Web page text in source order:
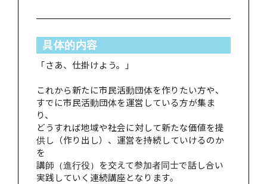
具体的内容
「さあ、仕掛けよう。」
これから新たに市民活動団体を作りたい方や、
すでに市民活動団体を運営している方が集ま
り、
どうすれば地域や社会に対して新たな価値を提
供し（作り出し）、運営を持続していけるのか
を
講師（進行役）を交えて参加者同士で話し合い
実践していく連続講座となります。